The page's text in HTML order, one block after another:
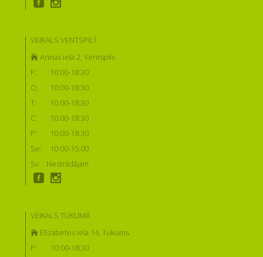
VEIKALS VENTSPILĪ:
Annas iela 2, Ventspils
P:
10:00-18:30
O:
10:00-18:30
T:
10:00-18:30
C:
10:00-18:30
P:
10:00-18:30
Se:
10:00-15:00
Sv:
Nestrādājam
VEIKALS TUKUMĀ
Elizabetes iela 14, Tukums
P:
10:00-18:30